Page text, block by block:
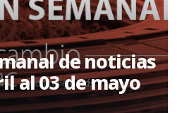
de noticias
al 03 de mayo